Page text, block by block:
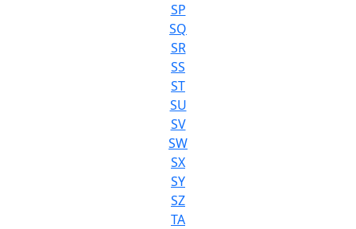
SP
SQ
SR
SS
ST
SU
SV
SW
SX
SY
SZ
TA